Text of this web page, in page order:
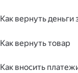
Как вернуть деньги
Как вернуть товар
Как вносить